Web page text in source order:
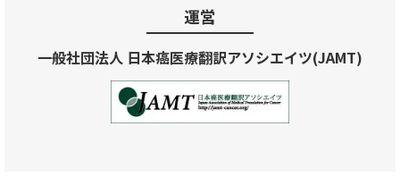
運営
一般社団法人 日本癌医療翻訳アソシエイツ(JAMT)